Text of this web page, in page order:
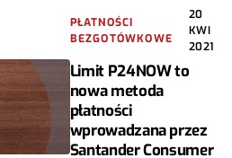
PŁATNOŚCI
BEZGOTÓWKOWE
20
KWI
2021
Limit P24NOW to
nowa metoda
płatności
wprowadzana przez
Santander Consumer